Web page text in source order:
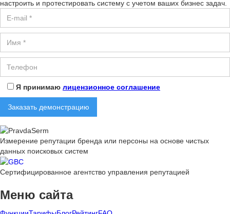
настроить и протестировать систему с учетом ваших бизнес задач.
Я принимаю лицензионное соглашение
Измерение репутации бренда или персоны на основе чистых
данных поисковых систем
Cертифицированное агентство управления репутацией
Меню сайта